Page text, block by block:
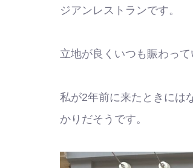
ジアンレストランです。
立地が良くいつも賑わって
私が2年前に来たときには
かりだそうです。